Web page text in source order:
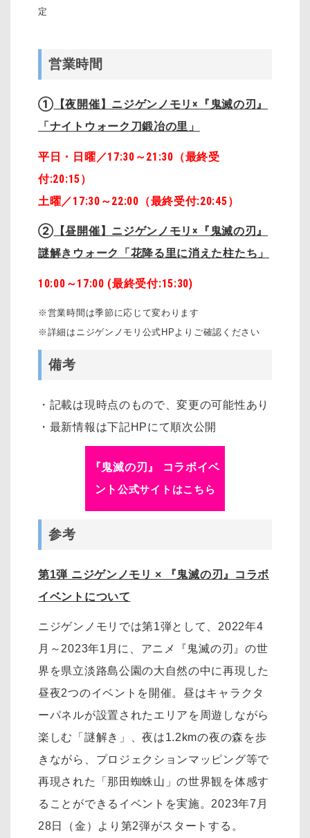
定
営業時間
① 【夜開催】ニジゲンノモリ×『鬼滅の刃』
「ナイトウォーク刀鍛冶の里」
平日・日曜／17:30～21:30（最終受
付:20:15）
土曜／17:30 ～22:00（最終受付:20:45）
② 【昼開催】ニジゲンノモリ×『鬼滅の刃』
謎解きウォーク「花降る里に消えた柱たち」
10:00～17:00 (最終受付:15:30)
※営業時間は季節に応じて変わります
※詳細はニジゲンノモリ公式HPよりご確認ください
備考
・記載は現時点のもので、変更の可能性あり
・最新情報は下記HPにて順次公開
『鬼滅の刃』 コラボイベ
ント公式サイトはこちら
参考
第1弾 ニジゲンノモリ × 『鬼滅の刃』コラボ
イベントについて
ニジゲンノモリでは第1弾として、2022年4
月～2023年1月に、アニメ『鬼滅の刃』の世
界を県立淡路島公園の大自然の中に再現した
昼夜2つのイベントを開催。昼はキャラクタ
ーパネルが設置されたエリアを周遊しながら
楽しむ「謎解き」、夜は1.2kmの夜の森を歩
きながら、プロジェクションマッピング等で
再現された「那田蜘蛛山」の世界観を体感す
ることができるイベントを実施。2023年7月
28日（金）より第2弾がスタートする。